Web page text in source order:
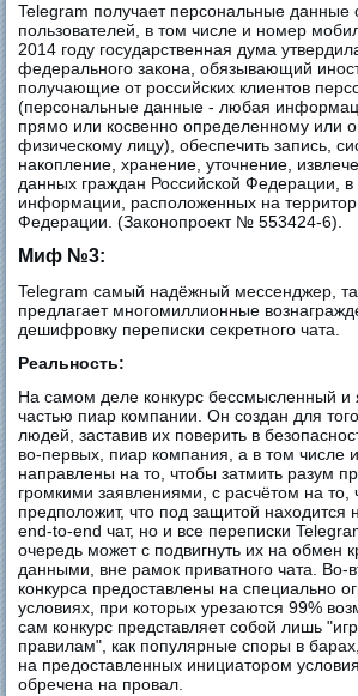
Telegram получает персональные данные
пользователей, в том числе и номер
2014 году государственная дума
федерального закона, обязывающий
получающие от российских клиентов
(персональные данные - любая
прямо или косвенно определенному или
физическому лицу), обеспечить запись,
накопление, хранение, уточнение,
данных граждан Российской Федерации,
информации, расположенных на
Федерации. (Законопроект № 553424-6).
Миф №3:
Telegram самый надёжный мессенджер,
предлагает многомиллионные
дешифровку переписки секретного чата.
Реальность:
На самом деле конкурс бессмысленный и
частью пиар компании. Он создан для
людей, заставив их поверить в
во-первых, пиар компания, а в том числе и
направлены на то, чтобы затмить разум
громкими заявлениями, с расчётом на то,
предположит, что под защитой находится
end-to-end чат, но и все переписки
очередь может с подвигнуть их на обмен
данными, вне рамок приватного чата. Во-
конкурса предоставлены на специально
условиях, при которых урезаются 99%
сам конкурс представляет собой лишь
правилам", как популярные споры в
на предоставленных инициатором
обречена на провал.